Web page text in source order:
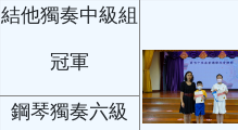
結他獨奏中級組
冠軍
鋼琴獨奏六級